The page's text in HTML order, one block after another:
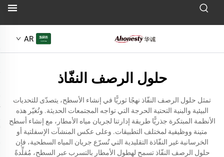
AR
حلول الرصف النفّاذ
تمثل حلول الرصف النفّاذ نهجًا ثوريًّا في إنشاء الأسطح، يتصدّى للتحديات
البيئية والبنية التحتية الحرجة التي تواجه المجتمعات الحديثة. وتُغيّر هذه
الأنظمة المبتكرة جذريًّا طريقة إدارتنا لجريان مياه الأمطار، مع إنشاء أسطح
متينة ووظيفية لمختلف التطبيقات. وعلى عكس المنشآت الإسفلتية أو
الخرسانية غير النفّاذة التقليدية التي تُسرّع جريان المياه السطحية، فإن
حلول الرصف النفّاذ تسمح لهطول الأمطار بالتسرب عبر السطح، مُقلِّدةً